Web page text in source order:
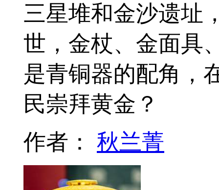
三星堆和金沙遗址
世，金杖、金面具
是青铜器的配角，
民崇拜黄金？
作者： 秋兰菁